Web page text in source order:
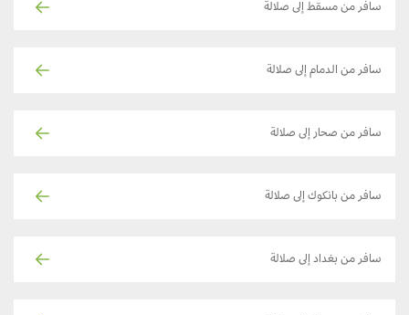
سافر من مسقط إلى صلالة
سافر من الدمام إلى صلالة
سافر من صحار إلى صلالة
سافر من بانكوك إلى صلالة
سافر من بغداد إلى صلالة